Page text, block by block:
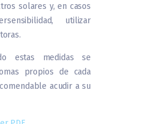
solares y, en casos
utilizar
estas medidas se
propios de cada
acudir a su